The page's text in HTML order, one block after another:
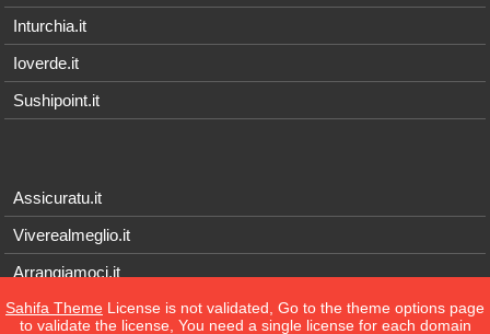
Inturchia.it
Ioverde.it
Sushipoint.it
Assicuratu.it
Viverealmeglio.it
Arrangiamoci.it
Tecnichef.it
Sahifa Theme License is not validated, Go to the theme options page
to validate the license, You need a single license for each domain